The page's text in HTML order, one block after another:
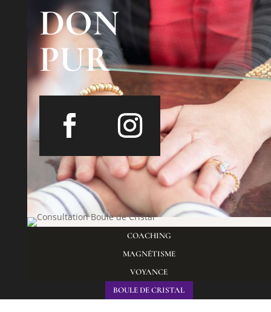
DON
PUR
COACHING
MAGNÉTISME
VOYANCE
BOULE DE CRISTAL